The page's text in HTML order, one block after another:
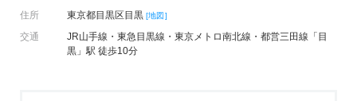
住所
東京都目黒区目黒 [地図]
交通
JR山手線・東急目黒線・東京メトロ南北線・都営三田線「目
黒」駅 徒歩10分